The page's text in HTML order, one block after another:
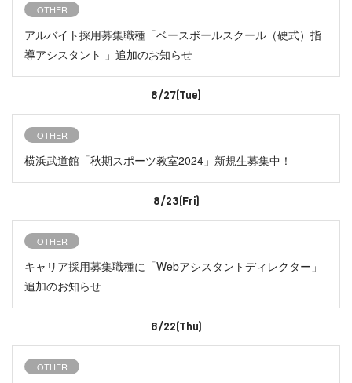
OTHER
アルバイト採用募集職種「ベースボールスクール（硬式）指
導アシスタント 」追加のお知らせ
8/27(Tue)
OTHER
横浜武道館「秋期スポーツ教室2024」新規生募集中！
8/23(Fri)
OTHER
キャリア採用募集職種に「Webアシスタントディレクター」
追加のお知らせ
8/22(Thu)
OTHER